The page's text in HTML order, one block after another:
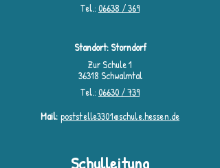
Tel.: 06638 / 369
Standort: Storndorf
Zur Schule 1
36318 Schwalmtal
Tel.: 06630 / 739
Mail: poststelle3301@schule.hessen.de
Schulleitung